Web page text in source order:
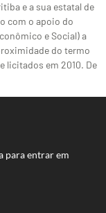
e a sua estatal de
com o apoio do
e Social) a
do termo
licitados em 2010. De
para entrar em